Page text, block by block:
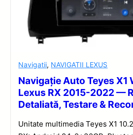
Navigatii, NAVIGATII LEXUS
Navigație Auto Teyes X1
Lexus RX 2015-2022 —
Detaliată, Testare &
Unitate multimedia Teyes X1